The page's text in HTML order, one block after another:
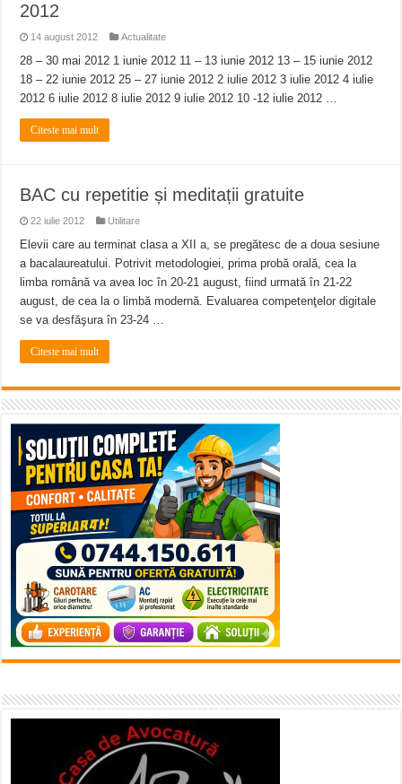
2012
14 august 2012 Actualitate
28 – 30 mai 2012 1 iunie 2012 11 – 13 iunie 2012 13 – 15 iunie 2012
18 – 22 iunie 2012 25 – 27 iunie 2012 2 iulie 2012 3 iulie 2012 4 iulie
2012 6 iulie 2012 8 iulie 2012 9 iulie 2012 10 -12 iulie 2012 …
Citeste mai mult
BAC cu repetitie și meditații gratuite
22 iulie 2012 Utilitare
Elevii care au terminat clasa a XII a, se pregătesc de a doua sesiune
a bacalaureatului. Potrivit metodologiei, prima probă orală, cea la
limba română va avea loc în 20-21 august, fiind urmată în 21-22
august, de cea la o limbă modernă. Evaluarea competenţelor digitale
se va desfăşura în 23-24 …
Citeste mai mult